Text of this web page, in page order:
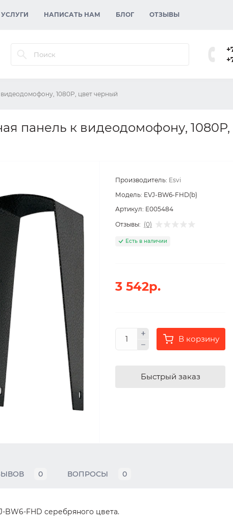
УСЛУГИ НАПИСАТЬ НАМ БЛОГ ОТЗЫВЫ
1080P, цвет черный
панель к видеодомофону, 1080P,
Производитель: Esvi
Модель: EVJ-BW6-FHD(b)
Артикул: E005484
Отзывы: (0)
Есть в наличии
3 542р.
В корзину
Быстрый заказ
0 ВОПРОСЫ 0
BW6-FHD серебряного цвета.